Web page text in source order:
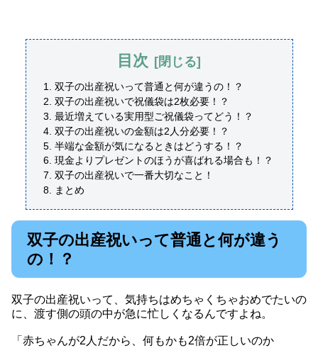
目次
双子の出産祝いって普通と何が違うの！？
双子の出産祝いで祝儀袋は2枚必要！？
最近増えている実用型ご祝儀袋ってどう！？
双子の出産祝いの金額は2人分必要！？
半端な金額が気になるときはどうする！？
現金よりプレゼントのほうが喜ばれる場合も！？
双子の出産祝いで一番大切なこと！
まとめ
双子の出産祝いって普通と何が違う
の！？
双子の出産祝いって、気持ちはめちゃくちゃおめでたいの
に、渡す側の頭の中が急に忙しくなるんですよね。
「赤ちゃんが2人だから、何もかも2倍が正しいのか